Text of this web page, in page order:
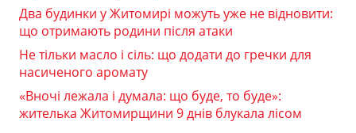
Два будинки у Житомирі можуть уже не відновити:
що отримають родини після атаки
Не тільки масло і сіль: що додати до гречки для
насиченого аромату
«Вночі лежала і думала: що буде, то буде»:
жителька Житомирщини 9 днів блукала лісом